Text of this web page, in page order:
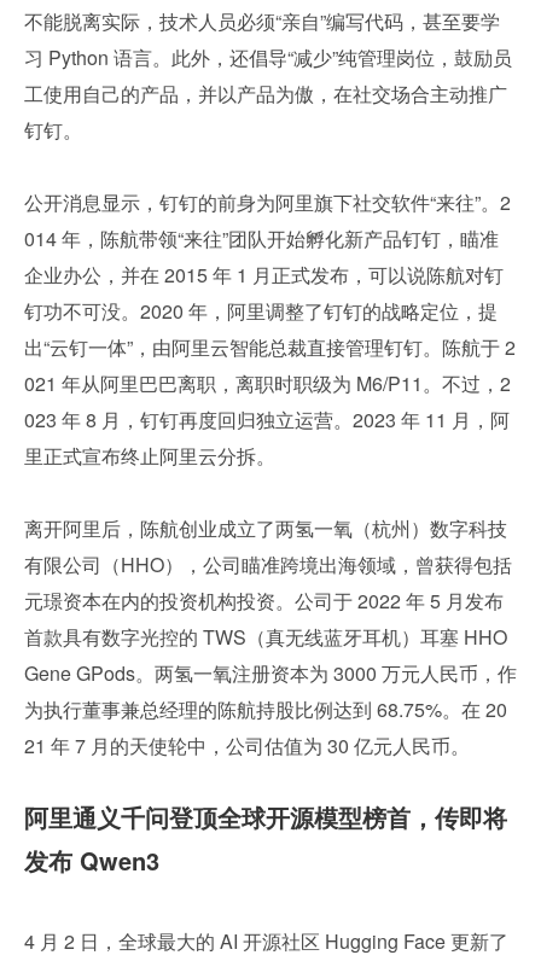
不能脱离实际，技术人员必须“亲自”编写代码，甚至要学
习 Python 语言。此外，还倡导“减少”纯管理岗位，鼓励员
工使用自己的产品，并以产品为傲，在社交场合主动推广
钉钉。
公开消息显示，钉钉的前身为阿里旗下社交软件“来往”。2
014 年，陈航带领“来往”团队开始孵化新产品钉钉，瞄准
企业办公，并在 2015 年 1 月正式发布，可以说陈航对钉
钉功不可没。2020 年，阿里调整了钉钉的战略定位，提
出“云钉一体”，由阿里云智能总裁直接管理钉钉。陈航于 2
021 年从阿里巴巴离职，离职时职级为 M6/P11。不过，2
023 年 8 月，钉钉再度回归独立运营。2023 年 11 月，阿
里正式宣布终止阿里云分拆。
离开阿里后，陈航创业成立了两氢一氧（杭州）数字科技
有限公司（HHO），公司瞄准跨境出海领域，曾获得包括
元璟资本在内的投资机构投资。公司于 2022 年 5 月发布
首款具有数字光控的 TWS（真无线蓝牙耳机）耳塞 HHO
Gene GPods。两氢一氧注册资本为 3000 万元人民币，作
为执行董事兼总经理的陈航持股比例达到 68.75%。在 20
21 年 7 月的天使轮中，公司估值为 30 亿元人民币。
阿里通义千问登顶全球开源模型榜首，传即将
发布 Qwen3
4 月 2 日，全球最大的 AI 开源社区 Hugging Face 更新了